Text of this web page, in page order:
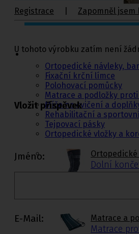
rehabilitace a
sport
Ortopedické návleky,
Fixační krční límce
Polohovací pomůcky
Matrace a podložky
Míče na cvičení a
Rehabilitační a
Tejpovací pásky
Ortopedické vložky a
Dolní
Matrace a
Matrace
Registrace Zapomněl jsem
U tohoto výrobku zatím není
Vložit příspěvek
Jméno:
E-Mail: